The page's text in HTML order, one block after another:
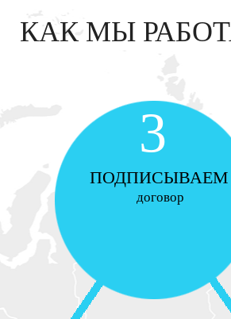
КАК МЫ
3
ПОДПИСЫВАЕМ
договор